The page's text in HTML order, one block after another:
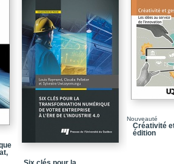
Chapitre 1 - Brève
pratique de
Qu’est-ce que
Les intrapreneures :
L’intrapreneuriat et le
d’intrapreneure
Le système d’activités
Les compétences et la
Nouveauté
Créativité
édition